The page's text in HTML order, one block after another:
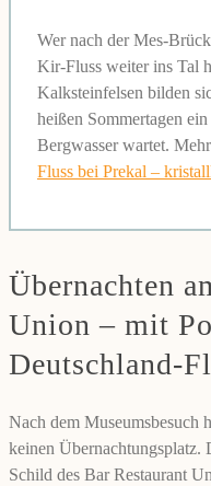
Wer nach der Mes-
Kir-Fluss weiter ins Tal
Kalksteinfelsen bilden
heißen Sommertagen
Bergwasser wartet.
Fluss bei Prekal –
Übernachten
Union – mit
Deutschland-
Nach dem Museumsbesuch
keinen Übernachtungsplatz.
Schild des Bar Restaurant